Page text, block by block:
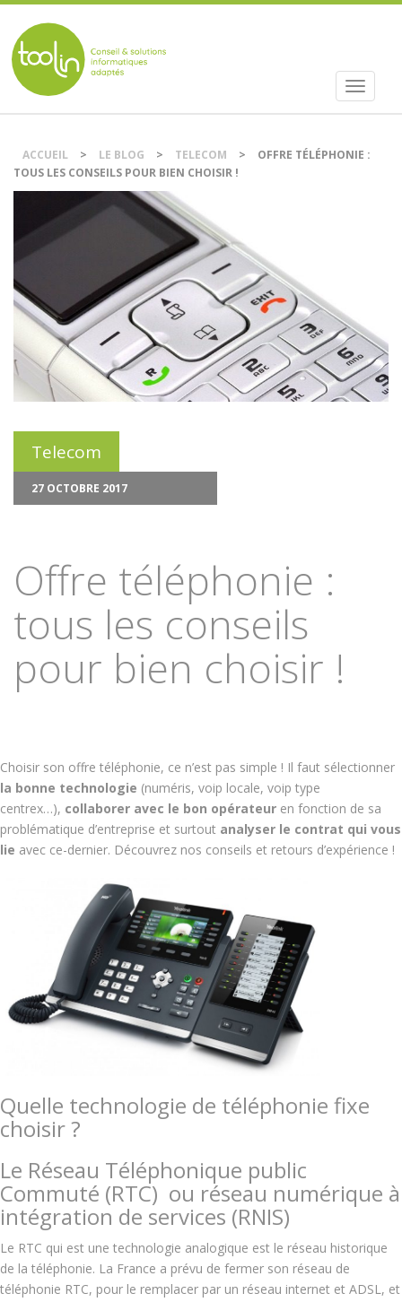
Menu
principal
Atteindre
contenu
DSI et chef de projet IT externalisé sur
ACCUEIL > LE BLOG > TELECOM >
OFFRE TÉLÉPHONIE :
TOUS LES CONSEILS POUR BIEN CHOISIR !
Telecom
27 OCTOBRE 2017
Offre téléphonie :
tous les conseils
pour bien choisir !
Choisir son offre téléphonie, ce n’est pas simple ! Il faut sélectionner
la bonne technologie (numéris, voip locale, voip type
centrex…), collaborer avec le bon opérateur en fonction de sa
problématique d’entreprise et surtout analyser le contrat qui vous
lie avec ce-dernier. Découvrez nos conseils et retours d’expérience !
Quelle technologie de téléphonie fixe
choisir ?
Le Réseau Téléphonique public
Commuté (RTC) ou réseau numérique à
intégration de services (RNIS)
Le RTC qui est une technologie analogique est le réseau historique
de la téléphonie. La France a prévu de fermer son réseau de
téléphonie RTC, pour le remplacer par un réseau internet et ADSL, et